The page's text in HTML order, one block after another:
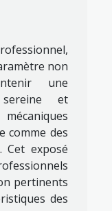
non
une
et
comme des
Cet exposé
pertinents
des